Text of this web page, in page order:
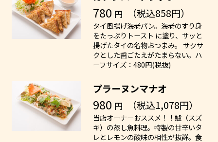
780 円 （税込858円）
タイ風揚げ海老パン。海老のすり身
をたっぷりトースト に塗り、サッと
揚げたタイの名物おつまみ。 サクサ
クとした歯ごたえがたまらない。ハ
ーフサイズ：480円(税抜)
プラーヌンマナオ
980 円 （税込1,078円）
当店オーナーおススメ！！鱸（スズ
キ）の蒸し魚料理。特製の甘辛いタ
レとレモンの酸味の相性が抜群。食